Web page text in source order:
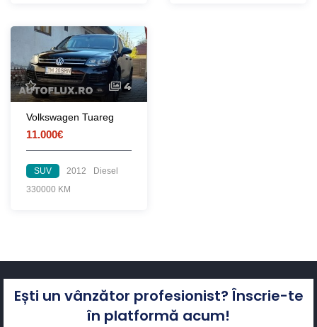
4
Volkswagen Tuareg
11.000€
SUV 2012
Diesel
330000 KM
Ești un vânzător profesionist? Înscrie-te
în platformă acum!